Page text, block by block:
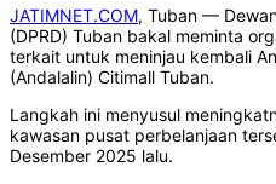
JATIMNET.COM, Tuban —
(DPRD) Tuban bakal meminta
terkait untuk meninjau kembali
(Andalalin) Citimall Tuban.
Langkah ini menyusul
kawasan pusat perbelanjaan
Desember 2025 lalu.